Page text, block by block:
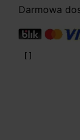
Darmowa